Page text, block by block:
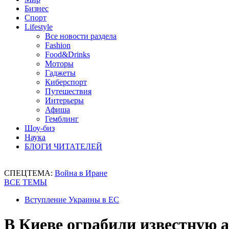
Бизнес
Спорт
Lifestyle
Все новости раздела
Fashion
Food&Drinks
Моторы
Гаджеты
Киберспорт
Путешествия
Интерьеры
Афиша
Гемблинг
Шоу-биз
Наука
БЛОГИ ЧИТАТЕЛЕЙ
СПЕЦТЕМА: Война в Иране
ВСЕ ТЕМЫ
Вступление Украины в ЕС
В Киеве ограбили известную